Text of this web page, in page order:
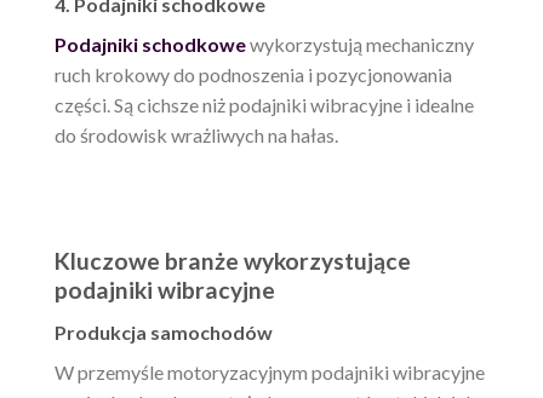
Podajniki schodkowewykorzystują mechaniczny
ruch krokowy do podnoszenia i pozycjonowania
części. Są cichsze niż podajniki wibracyjne i idealne
do środowisk wrażliwych na hałas.
Kluczowe branże wykorzystujące
podajniki wibracyjne
Produkcja samochodów
W przemyśle motoryzacyjnym podajniki wibracyjne